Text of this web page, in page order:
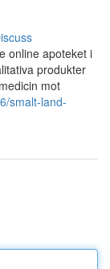
online apoteket i
produkter
mot
smalt-land-